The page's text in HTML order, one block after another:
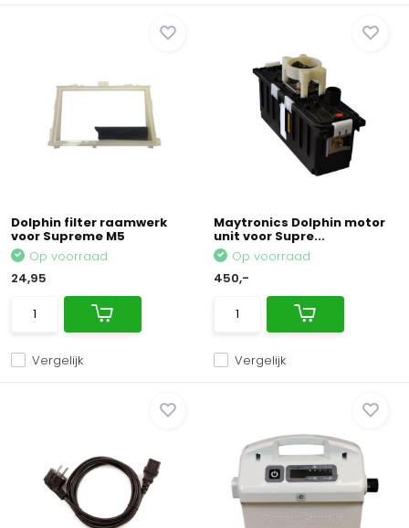
Dolphin filter raamwerk
voor Supreme M5
Vergelijk
Op voorraad
24,95
Maytronics Dolphin motor
unit voor Supre...
Vergelijk
Op voorraad
450,-